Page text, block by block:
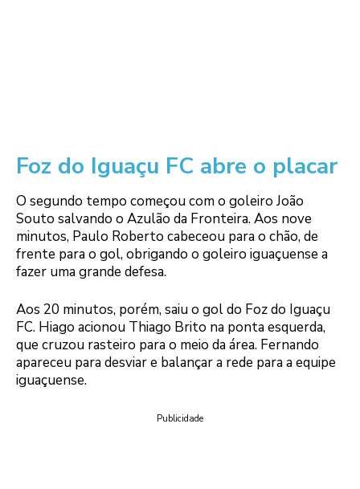
Foz do Iguaçu FC abre o placar
O segundo tempo começou com o goleiro João
Souto salvando o Azulão da Fronteira. Aos nove
minutos, Paulo Roberto cabeceou para o chão, de
frente para o gol, obrigando o goleiro iguaçuense a
fazer uma grande defesa.
Aos 20 minutos, porém, saiu o gol do Foz do Iguaçu
FC. Hiago acionou Thiago Brito na ponta esquerda,
que cruzou rasteiro para o meio da área. Fernando
apareceu para desviar e balançar a rede para a equipe
iguaçuense.
Publicidade